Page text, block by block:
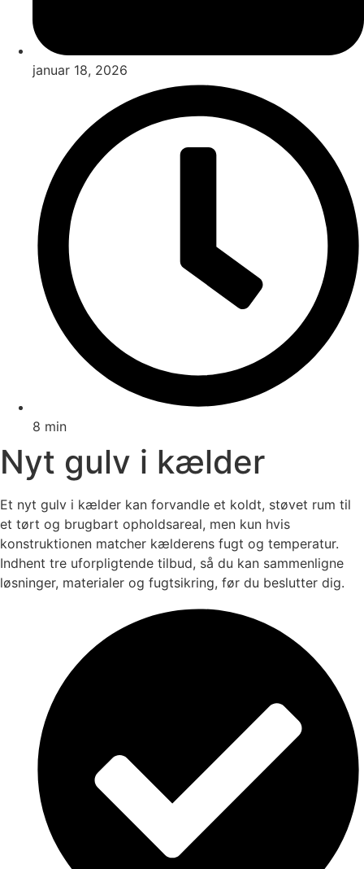
januar 18, 2026
8 min
Nyt gulv i kælder
Et nyt gulv i kælder kan forvandle et koldt, støvet rum til
et tørt og brugbart opholdsareal, men kun hvis
konstruktionen matcher kælderens fugt og temperatur.
Indhent tre uforpligtende tilbud, så du kan sammenligne
løsninger, materialer og fugtsikring, før du beslutter dig.